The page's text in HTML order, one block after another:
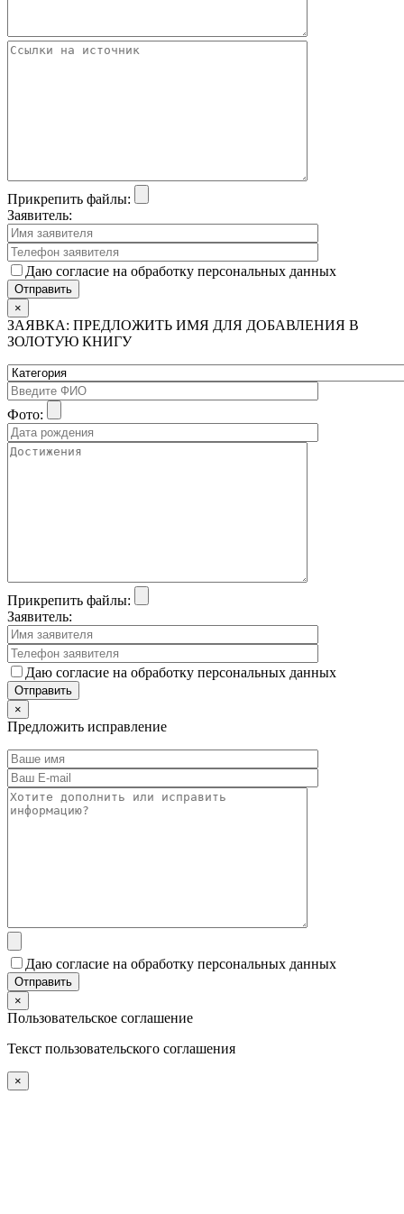
Прикрепить файлы:
Заявитель:
Даю согласие на обработку персональных данных
×
ЗАЯВКА: ПРЕДЛОЖИТЬ ИМЯ ДЛЯ ДОБАВЛЕНИЯ В
ЗОЛОТУЮ КНИГУ
Фото:
Прикрепить файлы:
Заявитель:
Даю согласие на обработку персональных данных
×
Предложить исправление
Даю согласие на обработку персональных данных
×
Пользовательское соглашение
Текст пользовательского соглашения
×